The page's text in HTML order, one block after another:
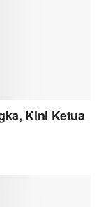
Kini Ketua